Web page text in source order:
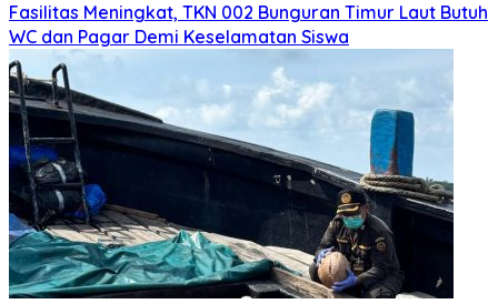
Fasilitas Meningkat, TKN 002 Bunguran Timur Laut Butuh
WC dan Pagar Demi Keselamatan Siswa